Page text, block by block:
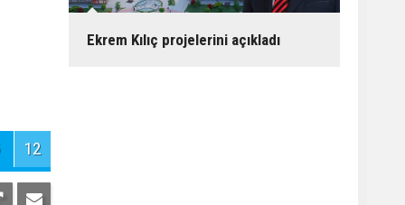
12
Ekrem Kılıç projelerini açıkladı